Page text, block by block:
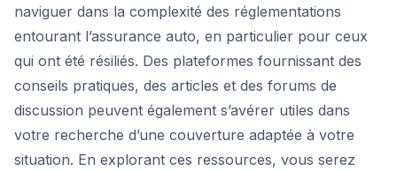
naviguer dans la complexité des réglementations
entourant l’assurance auto, en particulier pour ceux
qui ont été résiliés. Des plateformes fournissant des
conseils pratiques, des articles et des forums de
discussion peuvent également s’avérer utiles dans
votre recherche d’une couverture adaptée à votre
situation. En explorant ces ressources, vous serez